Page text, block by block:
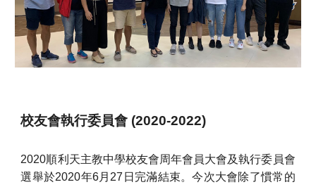
校友會執行委員會 (2020-2022)
2020順利天主教中學校友會周年會員大會及執行委員會
選舉於2020年6月27日完滿結束。今次大會除了慣常的